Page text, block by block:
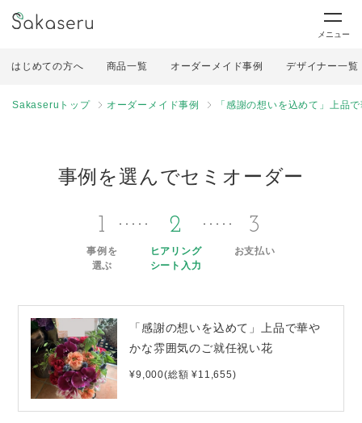
メニュー
はじめての方へ 商品一覧 オーダーメイド事例 デザイナー一覧
Sakaseruトップ オーダーメイド事例 「感謝の想いを込めて」上品
事例を選んでセミオーダー
1
事例を
選ぶ
2
ヒアリング
シート入力
3
お支払い
「感謝の想いを込めて」上品で華や
かな雰囲気のご就任祝い花
¥9,000(総額 ¥11,655)